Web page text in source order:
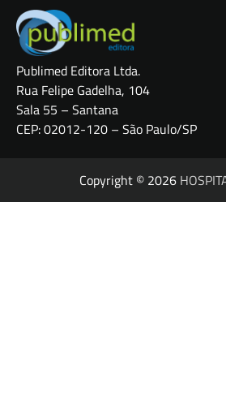
Publimed Editora Ltda.
Rua Felipe Gadelha, 104
Sala 55 – Santana
CEP: 02012-120 – São Paulo/SP
Copyright © 2026